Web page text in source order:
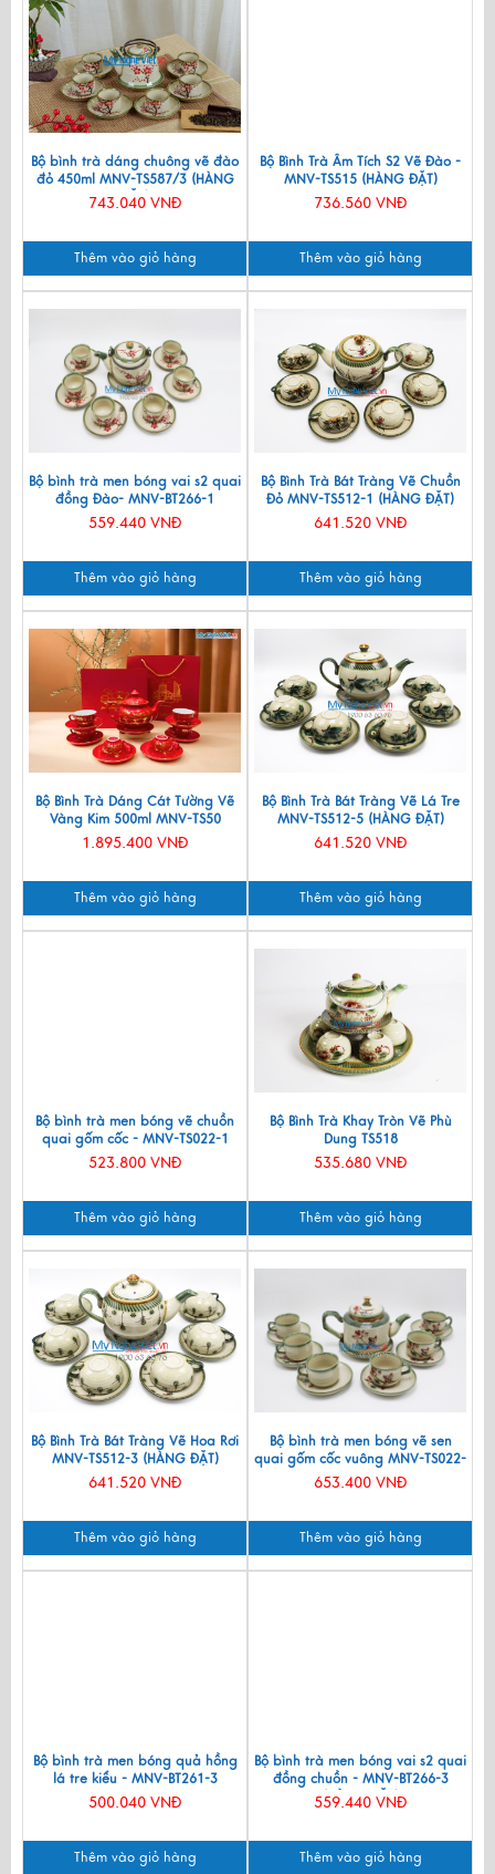
Bộ bình trà dáng chuông vẽ đào
đỏ 450ml MNV-TS587/3 (HÀNG
ĐẶT)
743.040 VNĐ
Thêm vào giỏ hàng
Bộ Bình Trà Âm Tích S2 Vẽ Đào -
MNV-TS515 (HÀNG ĐẶT)
736.560 VNĐ
Thêm vào giỏ hàng
Bộ bình trà men bóng vai s2 quai
đồng Đào- MNV-BT266-1
559.440 VNĐ
Thêm vào giỏ hàng
Bộ Bình Trà Bát Tràng Vẽ Chuồn
Đỏ MNV-TS512-1 (HÀNG ĐẶT)
641.520 VNĐ
Thêm vào giỏ hàng
Bộ Bình Trà Dáng Cát Tường Vẽ
Vàng Kim 500ml MNV-TS50
1.895.400 VNĐ
Thêm vào giỏ hàng
Bộ Bình Trà Bát Tràng Vẽ Lá Tre
MNV-TS512-5 (HÀNG ĐẶT)
641.520 VNĐ
Thêm vào giỏ hàng
Bộ bình trà men bóng vẽ chuồn
quai gốm cốc - MNV-TS022-1
523.800 VNĐ
Thêm vào giỏ hàng
Bộ Bình Trà Khay Tròn Vẽ Phù
Dung TS518
535.680 VNĐ
Thêm vào giỏ hàng
Bộ Bình Trà Bát Tràng Vẽ Hoa Rơi
MNV-TS512-3 (HÀNG ĐẶT)
641.520 VNĐ
Thêm vào giỏ hàng
Bộ bình trà men bóng vẽ sen
quai gốm cốc vuông MNV-TS022-
2
653.400 VNĐ
Thêm vào giỏ hàng
Bộ bình trà men bóng quả hồng
lá tre kiểu - MNV-BT261-3
500.040 VNĐ
Thêm vào giỏ hàng
Bộ bình trà men bóng vai s2 quai
đồng chuồn - MNV-BT266-3
(HÀNG ĐẶT)
559.440 VNĐ
Thêm vào giỏ hàng